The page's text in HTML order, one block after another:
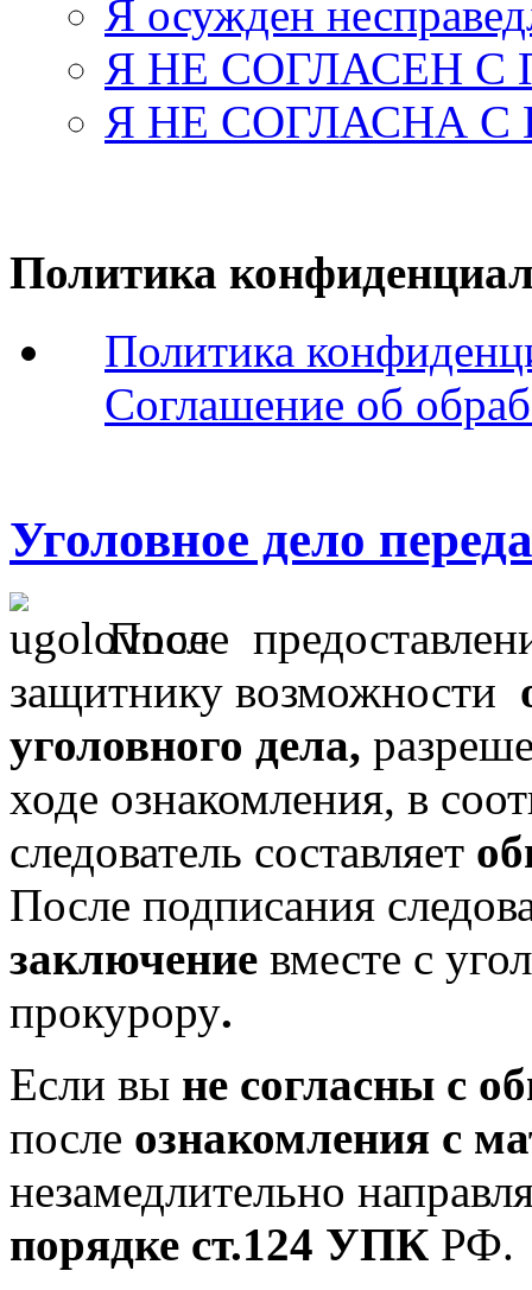
Я осужден
Я НЕ СОГЛАСЕН
Я НЕ СОГЛАСНА
Политика
Политика
Соглашение об
Уголовное дело
После
защитнику возможности
уголовного дела,
ходе ознакомления, в
следователь составляет
После подписания
заключение вместе с
прокурору.
Если вы не согласны с
после ознакомления с
незамедлительно
порядке ст.124 УПК РФ.